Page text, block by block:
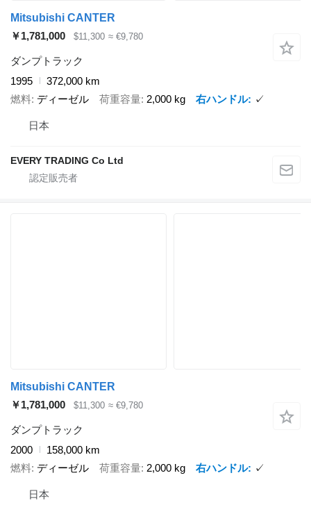
Mitsubishi CANTER
￥1,781,000
$11,300 ≈ €9,780
ダンプトラック
1995
372,000 km
燃料 ディーゼル 荷重容量 2,000 kg 右ハンドル ✓
日本
EVERY TRADING Co Ltd
Mitsubishi CANTER
￥1,781,000
$11,300 ≈ €9,780
ダンプトラック
2000
158,000 km
燃料 ディーゼル 荷重容量 2,000 kg 右ハンドル ✓
日本